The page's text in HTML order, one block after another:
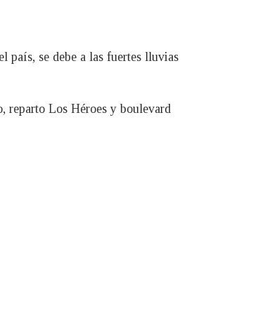
país, se debe a las fuertes lluvias
reparto Los Héroes y boulevard